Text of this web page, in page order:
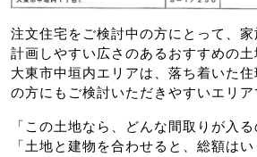
注文住宅をご検討中の方にとって、
計画しやすい広さのあるおすすめの土
大東市中垣内エリアは、落ち着いた
の方にもご検討いただきやすいエリア
「この土地なら、どんな間取りが入る
「土地と建物を合わせると、総額は